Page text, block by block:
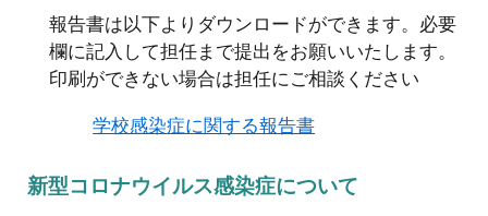
報告書は以下よりダウンロードができます。必要
欄に記入して担任まで提出をお願いいたします。
印刷ができない場合は担任にご相談ください
学校感染症に関する報告書
新型コロナウイルス感染症について